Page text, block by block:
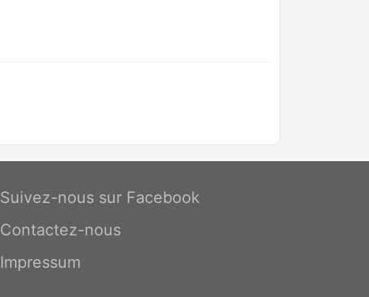
Suivez-nous sur Facebook
Contactez-nous
Impressum